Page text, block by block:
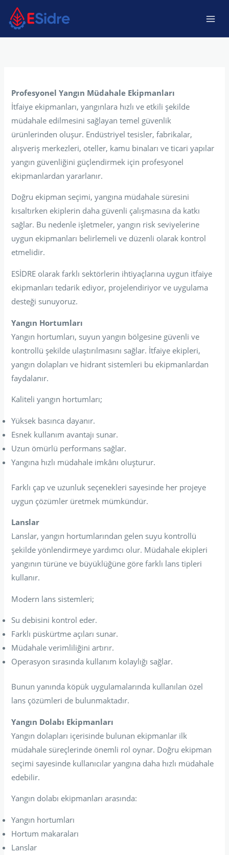
İçeriğe
atla
Profesyonel Yangın Müdahale Ekipmanları
İtfaiye ekipmanları, yangınlara hızlı ve etkili şekilde
müdahale edilmesini sağlayan temel güvenlik
ürünlerinden oluşur. Endüstriyel tesisler, fabrikalar,
alışveriş merkezleri, oteller, kamu binaları ve ticari yapılar
yangın güvenliğini güçlendirmek için profesyonel
ekipmanlardan yararlanır.
Doğru ekipman seçimi, yangına müdahale süresini
kısaltırken ekiplerin daha güvenli çalışmasına da katkı
sağlar. Bu nedenle işletmeler, yangın risk seviyelerine
uygun ekipmanları belirlemeli ve düzenli olarak kontrol
etmelidir.
ESİDRE olarak farklı sektörlerin ihtiyaçlarına uygun itfaiye
ekipmanları tedarik ediyor, projelendiriyor ve uygulama
desteği sunuyoruz.
Yangın Hortumları
Yangın hortumları, suyun yangın bölgesine güvenli ve
kontrollü şekilde ulaştırılmasını sağlar. İtfaiye ekipleri,
yangın dolapları ve hidrant sistemleri bu ekipmanlardan
faydalanır.
Kaliteli yangın hortumları;
Yüksek basınca dayanır.
Esnek kullanım avantajı sunar.
Uzun ömürlü performans sağlar.
Yangına hızlı müdahale imkânı oluşturur.
Farklı çap ve uzunluk seçenekleri sayesinde her projeye
uygun çözümler üretmek mümkündür.
Lanslar
Lanslar, yangın hortumlarından gelen suyu kontrollü
şekilde yönlendirmeye yardımcı olur. Müdahale ekipleri
yangının türüne ve büyüklüğüne göre farklı lans tipleri
kullanır.
Modern lans sistemleri;
Su debisini kontrol eder.
Farklı püskürtme açıları sunar.
Müdahale verimliliğini artırır.
Operasyon sırasında kullanım kolaylığı sağlar.
Bunun yanında köpük uygulamalarında kullanılan özel
lans çözümleri de bulunmaktadır.
Yangın Dolabı Ekipmanları
Yangın dolapları içerisinde bulunan ekipmanlar ilk
müdahale süreçlerinde önemli rol oynar. Doğru ekipman
seçimi sayesinde kullanıcılar yangına daha hızlı müdahale
edebilir.
Yangın dolabı ekipmanları arasında:
Yangın hortumları
Hortum makaraları
Lanslar